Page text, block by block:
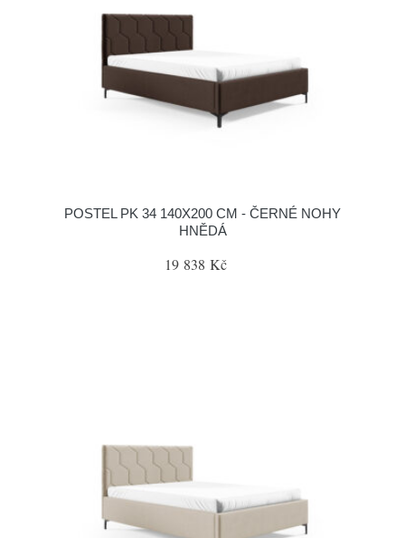
POSTEL PK 34 140X200 CM - ČERNÉ NOHY
HNĚDÁ
19 838 Kč